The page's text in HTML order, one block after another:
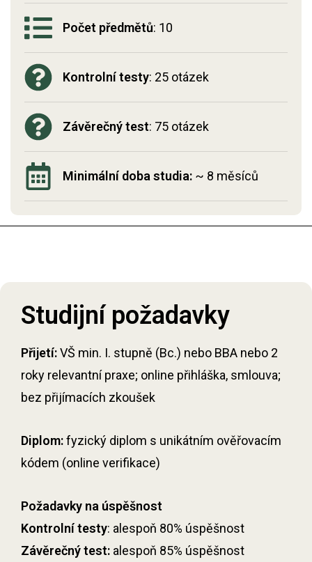
Počet předmětů: 10
Kontrolní testy: 25 otázek
Závěrečný test: 75 otázek
Minimální doba studia: ~ 8 měsíců
Studijní požadavky
Přijetí:VŠ min. I. stupně (Bc.) nebo BBA nebo 2
roky relevantní praxe; online přihláška, smlouva;
bez přijímacích zkoušek
Diplom:fyzický diplom s unikátním ověřovacím
kódem (online verifikace)
Požadavky na úspěšnost
Kontrolní testy: alespoň 80% úspěšnost
Závěrečný test: alespoň 85% úspěšnost